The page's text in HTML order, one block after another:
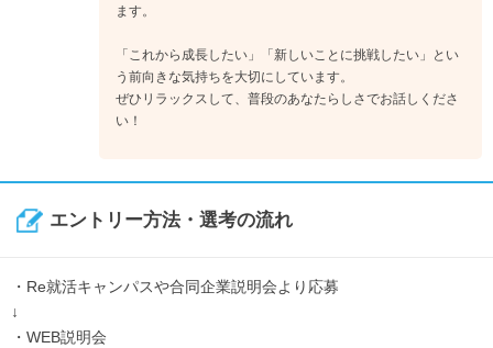
ます。
「これから成長したい」「新しいことに挑戦したい」とい
う前向きな気持ちを大切にしています。
ぜひリラックスして、普段のあなたらしさでお話しくださ
い！
エントリー方法・選考の流れ
・Re就活キャンパスや合同企業説明会より応募
↓
・WEB説明会